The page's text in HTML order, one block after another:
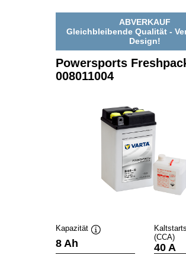
ABVERKAUF
Gleichbleibende Qualität -
Design!
Powersports
008011004
Kapazität
8 Ah
(CCA)
40 A